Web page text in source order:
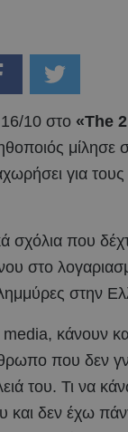
10 στο «The
μίλησε
για
σχόλια που
στο
στην
κάνουν
που δεν
του. Τι να
και δεν έχω